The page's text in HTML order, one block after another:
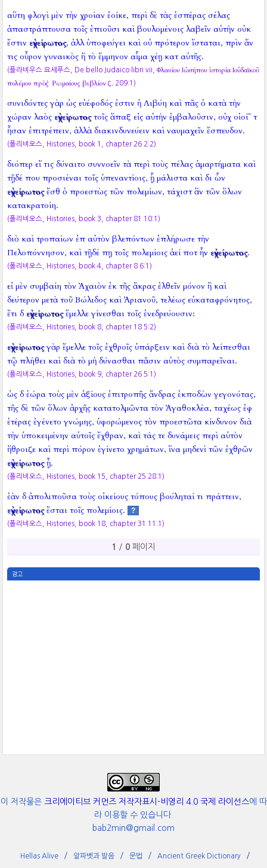
αὕτη φλογὶ μὲν τὴν χροίαν ἐοίκε, περὶ δὲ τὰς ἑσπέρας σέλας
ἀπαστράπτουσα τοῖς ἐπιοῦσι καὶ βουλομένοις λαβεῖν αὐτὴν οὐκ
ἔστιν εὐχείρωτος, ἀλλ ὑποφεύγει καὶ οὐ πρότερον ἵσταται, πρὶν ἄν
τις οὖρον γυναικὸς ἢ τὸ ἔμμηνον αἷμα χέῃ κατ αὐτῆς.
(플라비우스 요세푸스, De bello Judaico libri vii,Φλαυίου Ιὠσήπου ἱστορία Ιοὐδαϊκοῦ
πολέμου πρὸς Ῥωμαίους βιβλίον ζ. 209:1)
συνιδόντες γὰρ ὡς εὐέφοδός ἐστιν ἡ Λιβύη καὶ πᾶς ὁ κατὰ τὴν
χώραν λαὸς εὐχείρωτοςτοῖς ἅπαξ εἰς αὐτὴν ἐμβαλοῦσιν, οὐχ οἱοί῀ τ
ἦσαν ἐπιτρέπειν, ἀλλὰ διακινδυνεύειν καὶ ναυμαχεῖν ἔσπευδον.
(폴리비오스, Histories, book 1, chapter 26 2:2)
διόπερ εἴ τις δύναιτο συννοεῖν τὰ περὶ τοὺς πέλας ἁμαρτήματα καὶ
τῇδέ που προσιέναι τοῖς ὑπεναντίοις, ᾗ μάλιστα καὶ δι ὧν
εὐχείρωτοςἔσθ ὁ προεστὼς τῶν πολεμίων, τάχιστ ἂν τῶν ὅλων
κατακρατοίη.
(폴리비오스, Histories, book 3, chapter 81 10:1)
διὸ καὶ τροπαίων ἐπ αὐτὸν βλεπόντων ἐπλήρωσε τὴν
Πελοπόννησον, καὶ τῇδέ πῃ τοῖς πολεμίοις ἀεί ποτ ἦν εὐχείρωτος.
(폴리비오스, Histories, book 4, chapter 8 6:1)
εἰ μὲν συμβαίη τὸν Ἀχαιὸν ἐκ τῆς ἄκρας ἐλθεῖν μόνον ἢ καὶ
δεύτερον μετὰ τοῦ Βώλιδος καὶ Ἀριανοῦ, τελέως εὐκαταφρόνητος,
ἔτι δ εὐχείρωτοςἔμελλε γίνεσθαι τοῖς ἐνεδρεύουσιν:
(폴리비오스, Histories, book 8, chapter 18 5:2)
εὐχείρωτοςγὰρ ἔμελλε τοῖς ἐχθροῖς ὑπάρξειν καὶ διὰ τὸ λείπεσθαι
τῷ πλήθει καὶ διὰ τὸ μὴ δύνασθαι πᾶσιν αὐτὸς συμπαρεῖναι.
(폴리비오스, Histories, book 9, chapter 26 5:1)
ὡς δ ἑώρα τοὺς μὲν ἀξίους ἐπιτροπῆς ἄνδρας ἐκποδὼν γεγονότας,
τῆς δὲ τῶν ὅλων ἀρχῆς κατατολμῶντα τὸν Ἀγαθοκλέα, ταχέως ἐφ
ἑτέρας ἐγένετο γνώμης, ὑφορώμενος τὸν προεστῶτα κίνδυνον διὰ
τὴν ὑποκειμένην αὐτοῖς ἔχθραν, καὶ τάς τε δυνάμεις περὶ αὑτὸν
ἥθροιζε καὶ περὶ πόρον ἐγίνετο χρημάτων, ἵνα μηδενὶ τῶν ἐχθρῶν
εὐχείρωτοςᾖ.
(폴리비오스, Histories, book 15, chapter 25 28:1)
ἐὰν δ ἀπολιποῦσα τοὺς οἰκείους τόπους βούληταί τι πράττειν,
εὐχείρωτοςἔσται τοῖς πολεμίοις. ?
(폴리비오스, Histories, book 18, chapter 31 11:1)
1 / 0 페이지
광고
이 저작물은 크리에이티브 커먼즈 저작자표시-비영리 4.0 국제 라이선스에 따
라 이용할 수 있습니다.
bab2min@gmail.com
Hellas Alive 알파벳과 발음 문법 Ancient Greek Dictionary